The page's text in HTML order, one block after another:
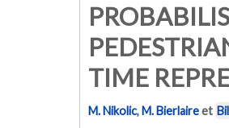
TIME
M. Nikolic,M. Bierlaireet